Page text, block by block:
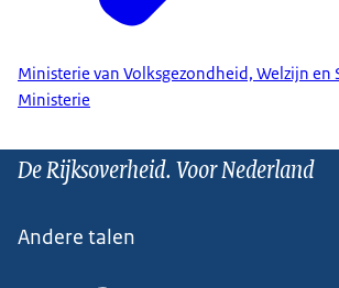
Ministerie van Volksgezondheid, Welzijn en
Ministerie
De Rijksoverheid. Voor Nederland
Andere talen